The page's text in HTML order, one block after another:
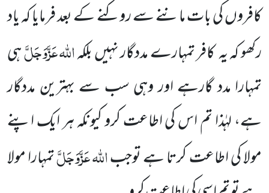
کافروں کی بات ماننے سے روکنے کے بعد فرمایا کہ یاد
رکھو کہ یہکافر تمہارے مددگار نہیں بلکہاللہعَزَّوَجَلَّہی
تمہارا مدد گارہے اور وہی سب سے بہترین مددگار
ہے، لہٰذا تم اس کی اطاعت کرو کیونکہ ہر ایک اپنے
مولا کی اطاعت کرتا ہے توجباللہعَزَّوَجَلَّتمہارا مولا